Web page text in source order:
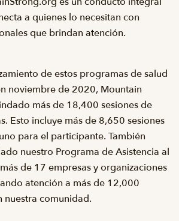
a quienes lo necesitan con
que brindan atención.
de estos programas de salud
noviembre de 2020, Mountain
más de 18,400 sesiones de
Esto incluye más de 8,650 sesiones
para el participante. También
nuestro Programa de Asistencia al
de 17 empresas y organizaciones
atención a más de 12,000
nuestra comunidad.